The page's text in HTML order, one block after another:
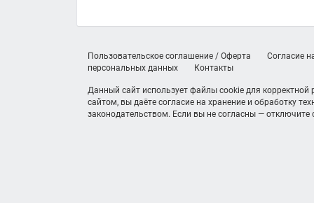
Пользовательское соглашение / Оферта
Согласие
персональных данных
Контакты
Данный сайт использует файлы cookie для
сайтом, вы даёте согласие на хранение и обработку
законодательством. Если вы не согласны — отключите